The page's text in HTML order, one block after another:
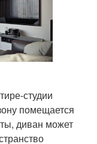
студии
помещается
диван может